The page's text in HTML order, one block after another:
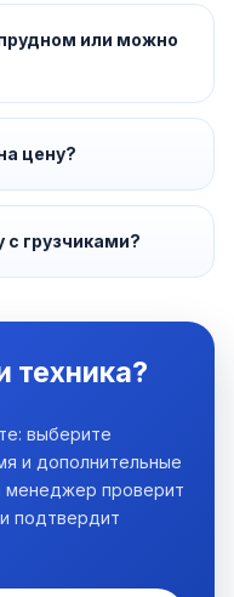
или можно
цену?
грузчиками?
выберите
и дополнительные
менеджер проверит
подтвердит